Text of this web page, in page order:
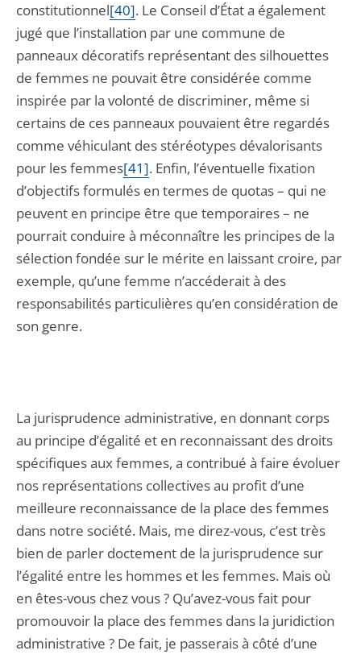
constitutionnel[40]. Le Conseil d’État a également
jugé que l’installation par une commune de
panneaux décoratifs représentant des silhouettes
de femmes ne pouvait être considérée comme
inspirée par la volonté de discriminer, même si
certains de ces panneaux pouvaient être regardés
comme véhiculant des stéréotypes dévalorisants
pour les femmes[41]. Enfin, l’éventuelle fixation
d’objectifs formulés en termes de quotas – qui ne
peuvent en principe être que temporaires – ne
pourrait conduire à méconnaître les principes de la
sélection fondée sur le mérite en laissant croire, par
exemple, qu’une femme n’accéderait à des
responsabilités particulières qu’en considération de
son genre.
La jurisprudence administrative, en donnant corps
au principe d’égalité et en reconnaissant des droits
spécifiques aux femmes, a contribué à faire évoluer
nos représentations collectives au profit d’une
meilleure reconnaissance de la place des femmes
dans notre société. Mais, me direz-vous, c’est très
bien de parler doctement de la jurisprudence sur
l’égalité entre les hommes et les femmes. Mais où
en êtes-vous chez vous ? Qu’avez-vous fait pour
promouvoir la place des femmes dans la juridiction
administrative ? De fait, je passerais à côté d’une